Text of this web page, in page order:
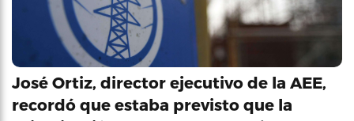
José Ortiz, director ejecutivo de la AEE,
recordó que estaba previsto que la